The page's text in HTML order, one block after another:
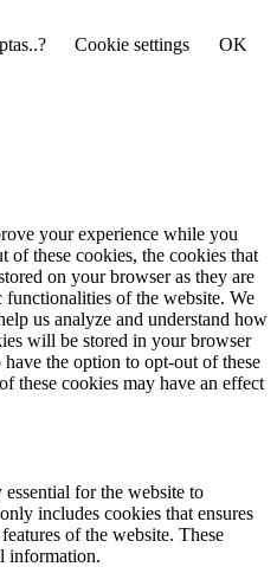
Cookie settings
OK
your experience while you
of these cookies, the cookies that
on your browser as they are
of the website. We
us analyze and understand how
will be stored in your browser
the option to opt-out of these
these cookies may have an effect
for the website to
includes cookies that ensures
of the website. These
information.